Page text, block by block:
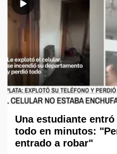
Una estudiante
todo en minutos:
entrado a robar"